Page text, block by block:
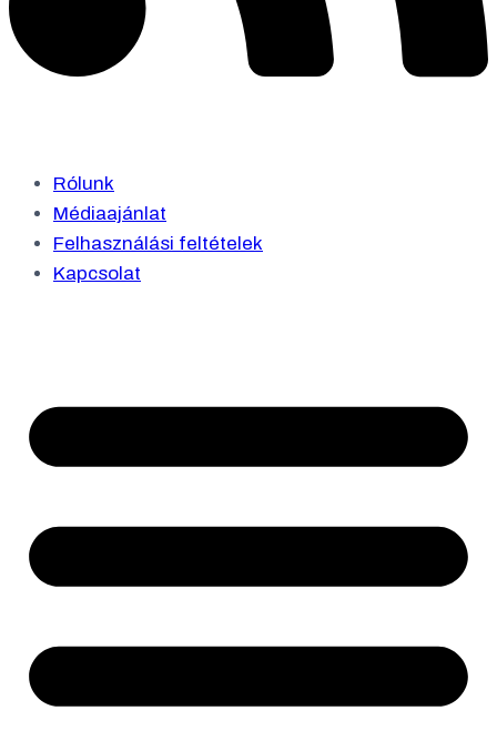
Rólunk
Médiaajánlat
Felhasználási feltételek
Kapcsolat